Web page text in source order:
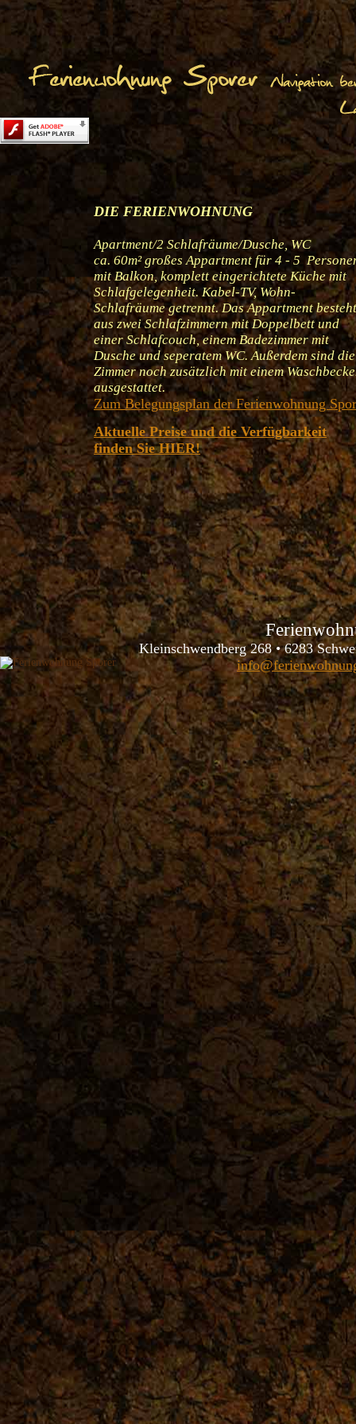
DIE FERIENWOHNUNG
Apartment/2 Schlafräume/Dusche, WC
ca. 60m² großes Appartment für 4 - 5
mit Balkon, komplett eingerichtete Küche mit
Schlafgelegenheit. Kabel-TV, Wohn-
Schlafräume getrennt. Das Appartment besteht
aus zwei Schlafzimmern mit Doppelbett und
einer Schlafcouch, einem Badezimmer mit
Dusche und seperatem WC. Außerdem sind die
Zimmer noch zusätzlich mit einem
ausgestattet.
Zum Belegungsplan der Ferienwohnung
Aktuelle Preise und die Verfügbarkeit
finden Sie HIER!
Kleinschwendberg 268 • 6283